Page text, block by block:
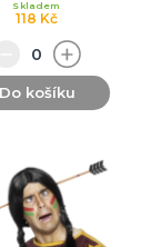
118 Kč
Skladem
Do košíku